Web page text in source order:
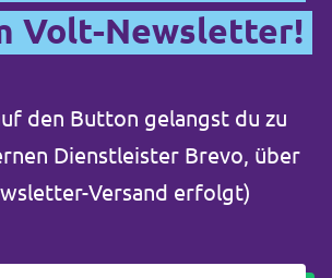
NRW
Volt-Newsletter!
den Button gelangst du zu
Dienstleister Brevo, über
Versand erfolgt)